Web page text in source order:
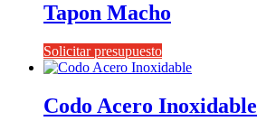
Tapon Macho
Solicitar presupuesto
Codo Acero Inoxidable